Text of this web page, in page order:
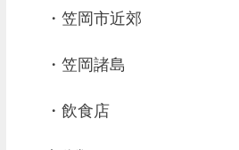
・笠岡市近郊
・笠岡諸島
・飲食店